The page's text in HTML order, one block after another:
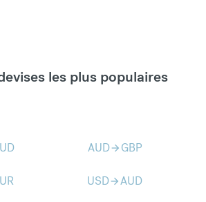
les plus populaires
AUDarrow_forward GBP
USDarrow_forwardAUD